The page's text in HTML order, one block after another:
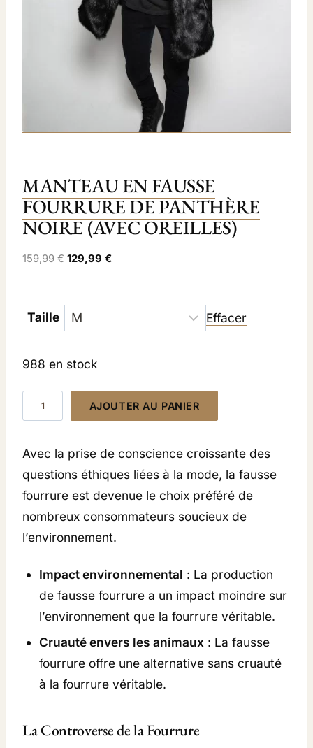
MANTEAU EN FAUSSE
FOURRURE DE PANTHÈRE
NOIRE (AVEC OREILLES)
159,99€ L
i
i
a
l
é
t
:
1
5
9
,
129,99 €L
i
t
u
l
e
s
t
9
,
9
9
Taille Effacer
988 en stock
u
t
U
AJOUTER AU PANIER
Avec la prise de conscience croissante des
questions éthiques liées à la mode, la fausse
fourrure est devenue le choix préféré de
nombreux consommateurs soucieux de
l’environnement.
Impact environnemental : La production
de fausse fourrure a un impact moindre sur
l’environnement que la fourrure véritable.
Cruauté envers les animaux : La fausse
fourrure offre une alternative sans cruauté
à la fourrure véritable.
La Controverse de la Fourrure